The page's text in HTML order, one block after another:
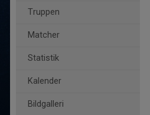
Truppen
Matcher
Statistik
Kalender
Bildgalleri